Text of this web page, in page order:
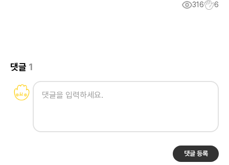
316 6
댓글 1
댓글 등록